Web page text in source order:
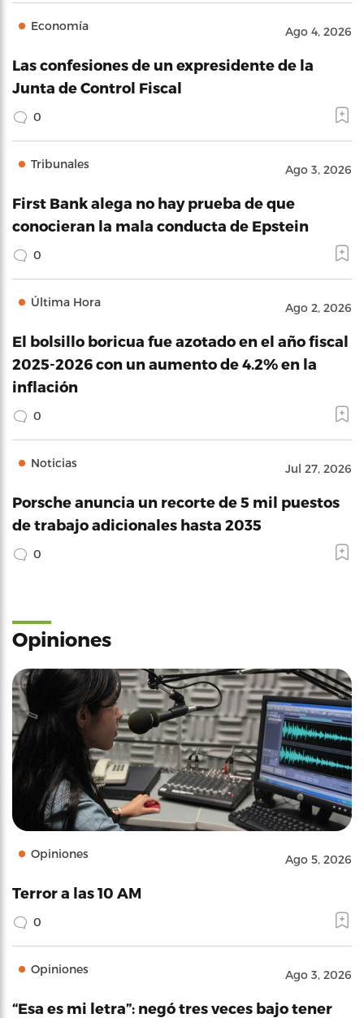
Economía Ago 4, 2026
Las confesiones de un expresidente de la
Junta de Control Fiscal
0
Tribunales Ago 3, 2026
First Bank alega no hay prueba de que
conocieran la mala conducta de Epstein
0
Última Hora Ago 2, 2026
El bolsillo boricua fue azotado en el año fiscal
2025-2026 con un aumento de 4.2% en la
inflación
0
Noticias Jul 27, 2026
Porsche anuncia un recorte de 5 mil puestos
de trabajo adicionales hasta 2035
0
Opiniones
Opiniones Ago 5, 2026
Terror a las 10 AM
0
Opiniones Ago 3, 2026
“Esa es mi letra”: negó tres veces bajo tener